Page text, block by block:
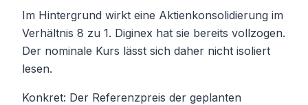
Im Hintergrund wirkt eine Aktienkonsolidierung im
Verhältnis 8 zu 1. Diginex hat sie bereits vollzogen.
Der nominale Kurs lässt sich daher nicht isoliert
lesen.
Konkret: Der Referenzpreis der geplanten